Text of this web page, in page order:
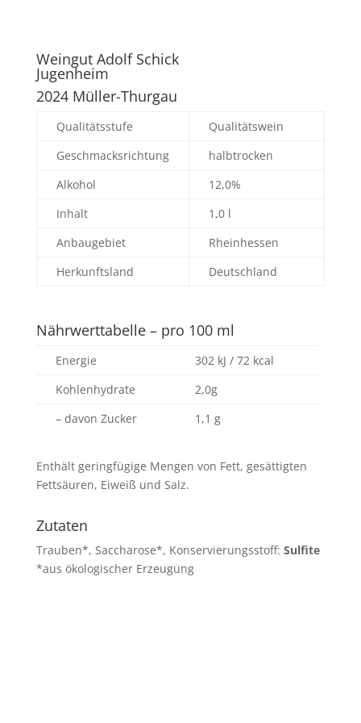
Weingut Adolf Schick
Jugenheim
2024 Müller-Thurgau
Qualitätsstufe
Qualitätswein
Geschmacksrichtung
halbtrocken
Alkohol
12,0%
Inhalt
1,0 l
Anbaugebiet
Rheinhessen
Herkunftsland
Deutschland
Nährwerttabelle – pro 100 ml
Energie
302 kJ / 72 kcal
Kohlenhydrate
2,0g
– davon Zucker
1,1 g
Enthält geringfügige Mengen von Fett, gesättigten
Fettsäuren, Eiweiß und Salz.
Zutaten
Trauben*, Saccharose*, Konservierungsstoff: Sulfite
*aus ökologischer Erzeugung